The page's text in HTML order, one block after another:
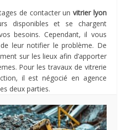
de contacter unvitrier lyon
disponibles et se chargent
besoins. Cependant, il vous
leur notifier le problème. De
sur les lieux afin d’apporter
Pour les travaux de vitrerie
il est négocié en agence
deux parties.